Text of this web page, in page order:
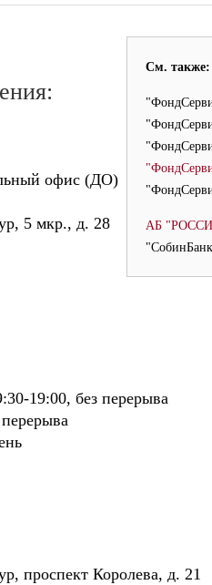
См. также:
АБ
офис (ДО)
5 мкр., д. 28
19:00, без перерыва
проспект Королева, д. 21